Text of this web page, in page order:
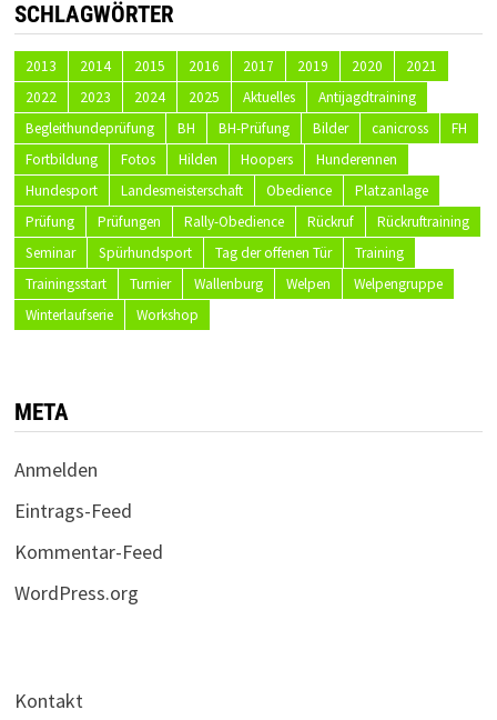
SCHLAGWÖRTER
2013 2014 2015 2016 2017 2019 2020
2021
2022
2023 2024 2025 Aktuelles
Antijagdtraining
Begleithundeprüfung
BH BH-Prüfung Bilder canicross
FH
Fortbildung
Fotos Hilden Hoopers
Hunderennen
Hundesport
Landesmeisterschaft Obedience
Platzanlage
Prüfung
Prüfungen Rally-Obedience Rückruf
Rückruftraining
Seminar
Spürhundsport Tag der offenen Tür
Training
Trainingsstart
Turnier Wallenburg Welpen
Welpengruppe
Winterlaufserie
Workshop
META
Anmelden
Eintrags-Feed
Kommentar-Feed
WordPress.org
Kontakt